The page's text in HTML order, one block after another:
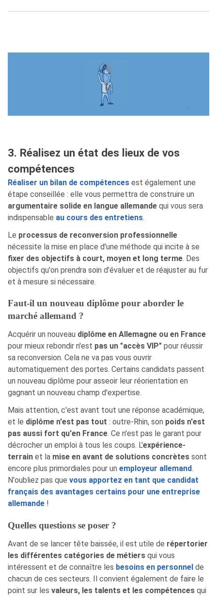
3. Réalisez un état des lieux de vos
compétences
Réaliser un bilan de compétences est également une
étape conseillée : elle vous permettra de construire un
argumentaire solide en langue allemande qui vous sera
indispensable au cours des entretiens.
Le processus de reconversion professionnelle
nécessite la mise en place d'une méthode qui incite à se
fixer des objectifs à court, moyen et long terme. Des
objectifs qu'on prendra soin d'évaluer et de réajuster au fur
et à mesure si nécessaire.
Faut-il un nouveau diplôme pour aborder le
marché allemand ?
Acquérir un nouveau diplôme en Allemagne ou en France
pour mieux rebondir n'est pas un "accès VIP" pour réussir
sa reconversion. Cela ne va pas vous ouvrir
automatiquement des portes. Certains candidats passent
un nouveau diplôme pour asseoir leur réorientation en
gagnant un nouveau champ d'expertise.
Mais attention, c'est avant tout une réponse académique,
et le diplôme n'est pas tout : outre-Rhin, son poids n'est
pas aussi fort qu'en France. Ce n'est pas le garant pour
décrocher un emploi à tous les coups. L'expérience-
terrain et la mise en avant de solutions concrètes sont
encore plus primordiales pour un employeur allemand.
N'oubliez pas que vous apportez en tant que candidat
français des avantages certains pour une entreprise
allemande !
Quelles questions se poser ?
Avant de se lancer tête baissée, il est utile de répertorier
les différentes catégories de métiers qui vous
intéressent et de connaître les besoins en personnel de
chacun de ces secteurs. Il convient également de faire le
point sur les valeurs, les talents et les compétences qui